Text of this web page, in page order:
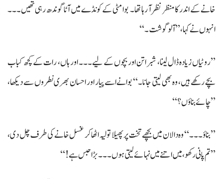
خانے کے اندر کا منظر نظر آ رہا تھا۔ بوا مٹی کے کونڈے میں آٹا گوندھ رہی تھیں۔۔۔
انہوں نے کہا، ’’آلو گوشت۔‘‘
’’روٹیاں زیادہ ڈال لینا، شبراتن اور بچوں کے لیے۔۔۔ اور ہاں، رات کے کچھ کباب
بچے رکھے ہیں، وہ بھی لیتی جانا۔‘‘ بوانے اسے پیار اور احسان بھری نطروں سے دیکھا،
’’چائے بناؤں؟‘‘
’’بناؤ۔۔۔‘‘ وہ دالان میں بچھے تخت پر پھیلا تولیہ اٹھا کر غسل خانے کی طرف چل دی،
’’تم پانی رکھو، میں اتنے میں نہائے لیتی ہوں۔۔۔ بڑا حبس ہے!‘‘